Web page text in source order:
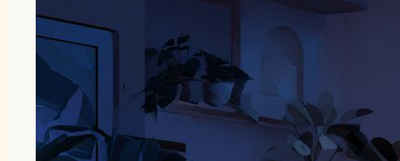
d
n
k
o
k